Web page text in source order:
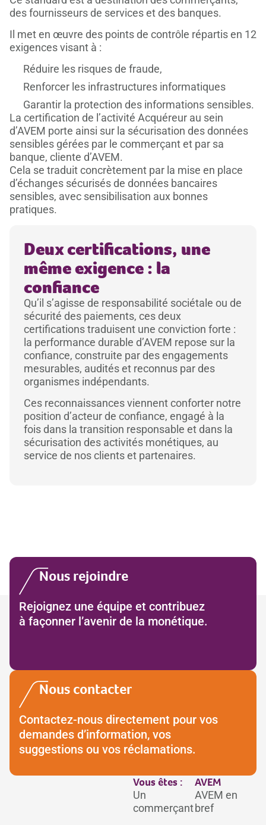
des fournisseurs de services et des banques.
Il met en œuvre des points de contrôle répartis en 12
exigences visant à :
Réduire les risques de fraude,
Renforcer les infrastructures informatiques
Garantir la protection des informations sensibles.
La certification de l’activité Acquéreur au sein
d’AVEM porte ainsi sur la sécurisation des données
sensibles gérées par le commerçant et par sa
banque, cliente d’AVEM.
Cela se traduit concrètement par la mise en place
d’échanges sécurisés de données bancaires
sensibles, avec sensibilisation aux bonnes
pratiques.
Deux certifications, une
même exigence : la
confiance
Qu’il s’agisse de responsabilité sociétale ou de
sécurité des paiements, ces deux
certifications traduisent une conviction forte :
la performance durable d’AVEM repose sur la
confiance, construite par des engagements
mesurables, audités et reconnus par des
organismes indépendants.
Ces reconnaissances viennent conforter notre
position d’acteur de confiance, engagé à la
fois dans la transition responsable et dans la
sécurisation des activités monétiques, au
service de nos clients et partenaires.
Nous rejoindre
Rejoignez une équipe et contribuez
à façonner l’avenir de la monétique.
Nous contacter
Contactez-nous directement pour vos
demandes d’information, vos
suggestions ou vos réclamations.
Vous êtes :
Un
commerçant
AVEM
AVEM en
bref